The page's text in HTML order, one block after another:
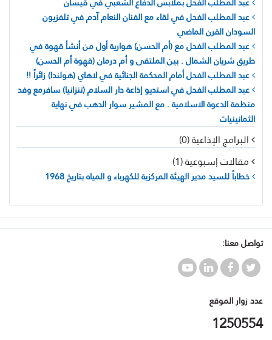
عبد المطلب الفحل في لقاء مع الفنان النعام آدم في تلفزيون
السودان القرن الماضي
عبد المطلب الفحل مع (أم الحسن) هوارية أول من أنشأ قهوة في
طريق شريان الشمال . بين الملتقى و أم درمان (قهوة أم الحسن)
عبد المطلب الفحل أمام المحكمة الجنائية في لاهاي (هولندا) زائراً !!
عبد المطلب الفحل في استديو إذاعة دار السلام (تنزانيا) سافرمع وفد
منظمة الدعوة الاسلامية . مع المشير سوار الدهب في نهاية
الثمانينيات
البرامج الإذاعية (0)
مقالات إسبوعية (1)
خطاباً للسيد مدير الهيئة المركزية للكهرباء و المياه بتاريخ 1968
تواصل معنا:
عدد زوار الموقع
1250554